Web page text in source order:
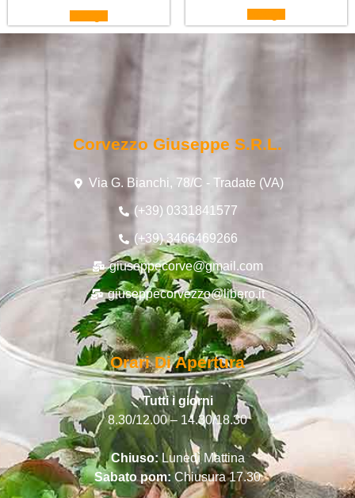
Corvezzo Giuseppe S.r.l.
Via G. Bianchi, 78/C - Tradate (VA)
(+39) 0331841577
(+39) 3466469266
giuseppecorve@gmail.com
giuseppecorvezzo@libero.it
Orari Di Apertura
Tutti i giorni
8.30/12.00 – 14.30/18.30
Chiuso:Lunedì Mattina
Sabato pom:Chiusura 17.30